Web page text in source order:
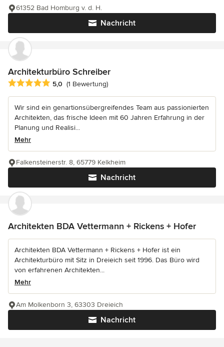
Nachricht
61352 Bad Homburg v. d. H.
Architekturbüro Schreiber
Durchschnittliche Bewertung: 5 von 5 Sternen
5,0 (1 Bewertung)
Wir sind ein genartionsübergreifendes Team aus passionierten
Architekten, das frische Ideen mit 60 Jahren Erfahrung in der
Planung und Realisi...
Mehr
Nachricht
Falkensteinerstr. 8, 65779 Kelkheim
Architekten BDA Vettermann + Rickens + Hofer
Architekten BDA Vettermann + Rickens + Hofer ist ein
Architekturbüro mit Sitz in Dreieich seit 1996. Das Büro wird
von erfahrenen Architekten...
Mehr
Nachricht
Am Molkenborn 3, 63303 Dreieich